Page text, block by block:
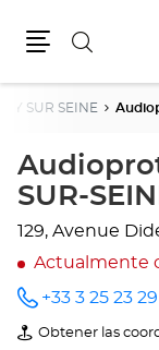
Buscar
SUR SEINE
SUR-
129, Avenue
Actualmente
número
de
teléfono
+33 3 25 23 29
Obtener las
de